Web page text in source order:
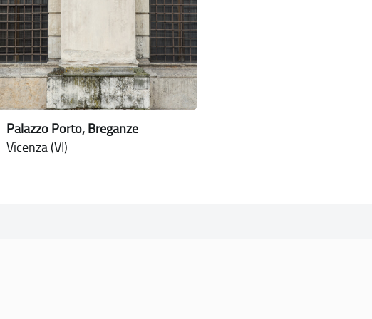
Palazzo Porto, Breganze
Vicenza (VI)